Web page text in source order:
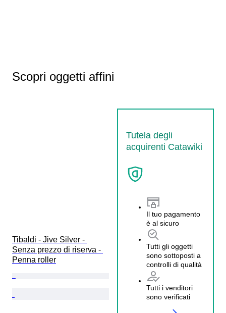
Scopri oggetti affini
Tutela degli
acquirenti Catawiki
Il tuo pagamento
è al sicuro
Tutti gli oggetti
sono sottoposti a
controlli di qualità
Tutti i venditori
sono verificati
Tibaldi - Jive Silver -
Senza prezzo di riserva -
Penna roller